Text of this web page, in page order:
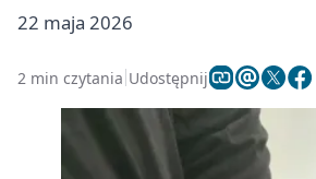
22 maja 2026
2 min czytania Udostępnij